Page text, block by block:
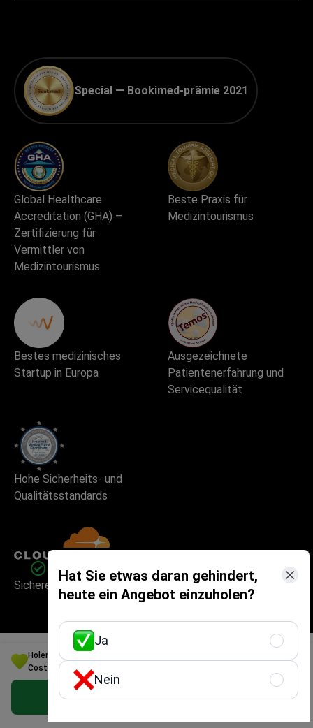
Holen Sie sich die beste Augenheilkunde Option für Ihr Budget in
Costa Rica
Kostenloses persönliches Angebot erhalten
Hat Sie etwas daran gehindert,
heute ein Angebot einzuholen?
Ja
Nein
Special — Bookimed-prämie 2021
Global Healthcare
Accreditation (GHA) –
Zertifizierung für
Vermittler von
Medizintourismus
Beste Praxis für
Medizintourismus
Bestes medizinisches
Startup in Europa
Ausgezeichnete
Patientenerfahrung und
Servicequalität
Hohe Sicherheits- und
Qualitätsstandards
Sichere und schnelle Website-Nutzung
Bookimed ist eine internationale Plattform für
Medizintourismus mit Sitz in Kyjiw, Ukraine, gegründet
2014. Mehr als 1.000.000 Patientenanfragen wurden